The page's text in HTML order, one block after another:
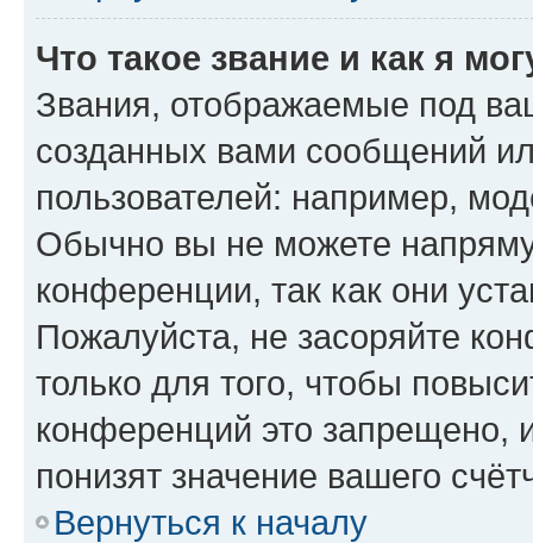
Что такое звание и как я
Звания, отображаемые под
созданных вами сообщений
пользователей: например,
Обычно вы не можете
конференции, так как они
Пожалуйста, не засоряйте
только для того, чтобы
конференций это запрещено,
понизят значение вашего
Вернуться к началу